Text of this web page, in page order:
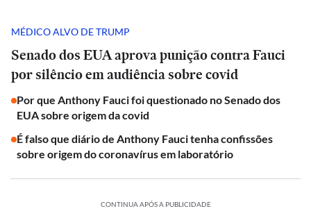
MÉDICO ALVO DE TRUMP
Senado dos EUA aprova punição contra Fauci
por silêncio em audiência sobre covid
Por que Anthony Fauci foi questionado no Senado dos
EUA sobre origem da covid
É falso que diário de Anthony Fauci tenha confissões
sobre origem do coronavírus em laboratório
CONTINUA APÓS A PUBLICIDADE